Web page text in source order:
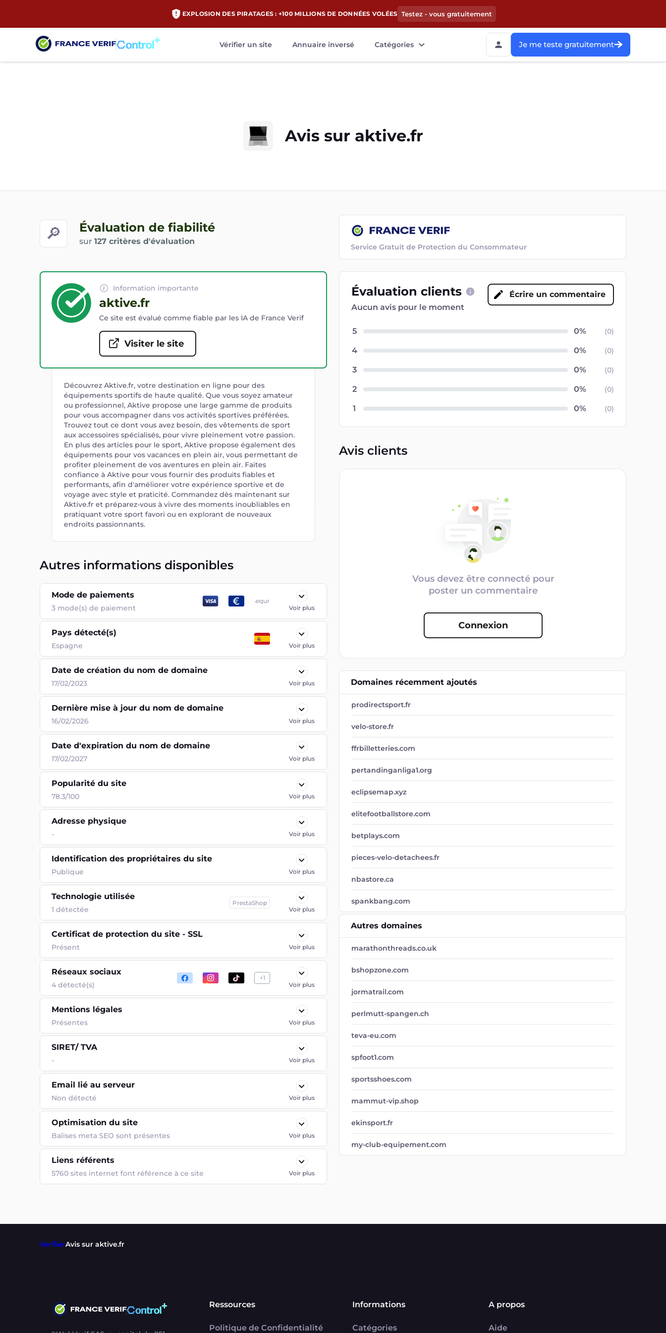
EXPLOSION DES PIRATAGES : +100 MILLIONS DE DONNÉES VOLÉES Testez - vous gratuitement
Vérifier un site Annuaire inversé Catégories Je me teste gratuitement
Avis sur aktive.fr
🔎 Évaluation de fiabilité
sur 127 critères d'évaluation
Service Gratuit de Protection du Consommateur
Information importante
aktive.fr
Ce site est évalué comme fiable par les IA de France Verif
Visiter le site
Découvrez Aktive.fr, votre destination en ligne pour des
équipements sportifs de haute qualité. Que vous soyez amateur
ou professionnel, Aktive propose une large gamme de produits
pour vous accompagner dans vos activités sportives préférées.
Trouvez tout ce dont vous avez besoin, des vêtements de sport
aux accessoires spécialisés, pour vivre pleinement votre passion.
En plus des articles pour le sport, Aktive propose également des
équipements pour vos vacances en plein air, vous permettant de
profiter pleinement de vos aventures en plein air. Faites
confiance à Aktive pour vous fournir des produits fiables et
performants, afin d'améliorer votre expérience sportive et de
voyage avec style et praticité. Commandez dès maintenant sur
Aktive.fr et préparez-vous à vivre des moments inoubliables en
pratiquant votre sport favori ou en explorant de nouveaux
endroits passionnants.
Autres informations disponibles
Mode de paiements
3 mode(s) de paiement
Sequra
Voir plus
Pays détecté(s)
Espagne Voir plus
Date de création du nom de domaine
17/02/2023 Voir plus
Dernière mise à jour du nom de domaine
16/02/2026 Voir plus
Date d'expiration du nom de domaine
17/02/2027 Voir plus
Popularité du site
78.3/100 Voir plus
Adresse physique
- Voir plus
Identification des propriétaires du site
Publique Voir plus
Technologie utilisée
1 détectée
PrestaShop
Voir plus
Certificat de protection du site - SSL
Présent Voir plus
Réseaux sociaux
4 détecté(s)
+1
Voir plus
Mentions légales
Présentes Voir plus
SIRET/ TVA
- Voir plus
Email lié au serveur
Non détecté Voir plus
Optimisation du site
Balises meta SEO sont présentes Voir plus
Liens référents
5760 sites internet font référence à ce site Voir plus
Évaluation clients
Aucun avis pour le moment
Écrire un commentaire
5 (0)
4 (0)
3 (0)
2 (0)
1 (0)
Avis clients
Vous devez être connecté pour
poster un commentaire
Connexion
Domaines récemment ajoutés
prodirectsport.fr
velo-store.fr
ffrbilletteries.com
pertandinganliga1.org
eclipsemap.xyz
elitefootballstore.com
betplays.com
pieces-velo-detachees.fr
nbastore.ca
spankbang.com
Autres domaines
marathonthreads.co.uk
bshopzone.com
jormatrail.com
perlmutt-spangen.ch
teva-eu.com
spfoot1.com
sportsshoes.com
mammut-vip.shop
ekinsport.fr
my-club-equipement.com
VerifierAvis sur aktive.fr
Ressources
Politique de Confidentialité
Informations
Catégories
A propos
Aide